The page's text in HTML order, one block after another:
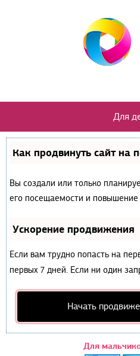
Для
Как продвинуть сайт на
Вы создали или только
его посещаемости и повышение
Ускорение продвижения
Если вам трудно попасть на
первых 7 дней. Если ни один
Начать
Для